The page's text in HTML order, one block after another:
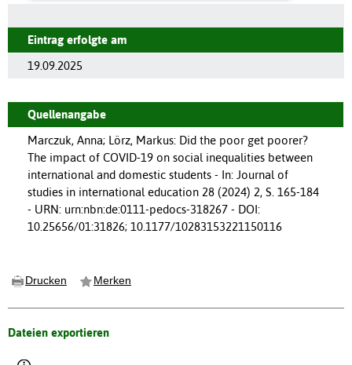
Eintrag erfolgte am
19.09.2025
Quellenangabe
Marczuk, Anna; Lörz, Markus: Did the poor get poorer?
The impact of COVID-19 on social inequalities between
international and domestic students - In: Journal of
studies in international education 28 (2024) 2, S. 165-184
- URN: urn:nbn:de:0111-pedocs-318267 - DOI:
10.25656/01:31826; 10.1177/10283153221150116
Drucken Merken
Dateien exportieren